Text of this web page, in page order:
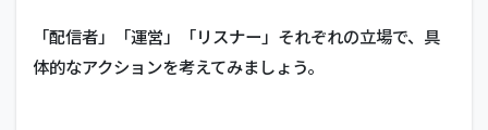
「配信者」「運営」「リスナー」それぞれの立場で、具
体的なアクションを考えてみましょう。